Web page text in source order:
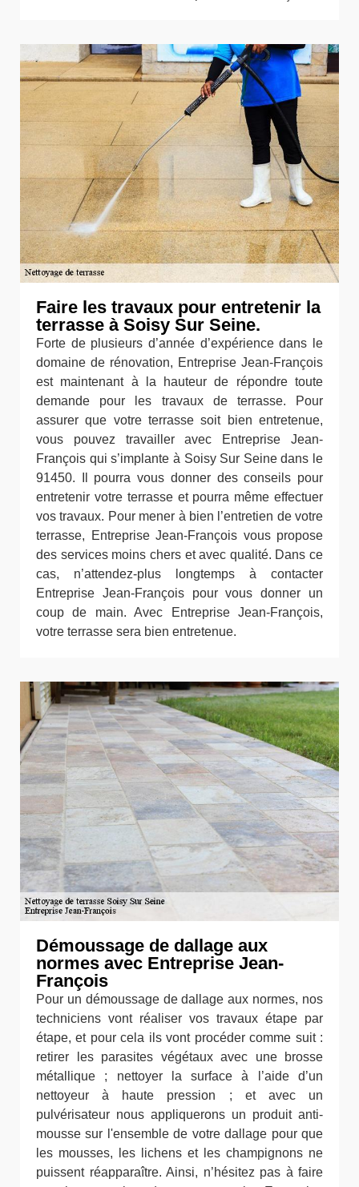
Faire les travaux pour entretenir la
terrasse à Soisy Sur Seine.
Forte de plusieurs d’année d’expérience dans le
domaine de rénovation, Entreprise Jean-François
est maintenant à la hauteur de répondre toute
demande pour les travaux de terrasse. Pour
assurer que votre terrasse soit bien entretenue,
vous pouvez travailler avec Entreprise Jean-
François qui s’implante à Soisy Sur Seine dans le
91450. Il pourra vous donner des conseils pour
entretenir votre terrasse et pourra même effectuer
vos travaux. Pour mener à bien l’entretien de votre
terrasse, Entreprise Jean-François vous propose
des services moins chers et avec qualité. Dans ce
cas, n’attendez-plus longtemps à contacter
Entreprise Jean-François pour vous donner un
coup de main. Avec Entreprise Jean-François,
votre terrasse sera bien entretenue.
Démoussage de dallage aux
normes avec Entreprise Jean-
François
Pour un démoussage de dallage aux normes, nos
techniciens vont réaliser vos travaux étape par
étape, et pour cela ils vont procéder comme suit :
retirer les parasites végétaux avec une brosse
métallique ; nettoyer la surface à l’aide d’un
nettoyeur à haute pression ; et avec un
pulvérisateur nous appliquerons un produit anti-
mousse sur l'ensemble de votre dallage pour que
les mousses, les lichens et les champignons ne
puissent réapparaître. Ainsi, n’hésitez pas à faire